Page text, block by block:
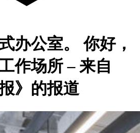
办公室。 你好，
作场所 – 来自
》的报道